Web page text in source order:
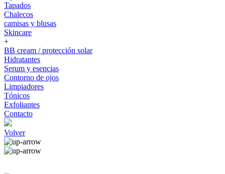
Tapados
Chalecos
camisas y blusas
Skincare
+
BB cream / protección solar
Hidratantes
Serum y esencias
Contorno de ojos
Limpiadores
Tónicos
Exfoliantes
Contacto
Volver